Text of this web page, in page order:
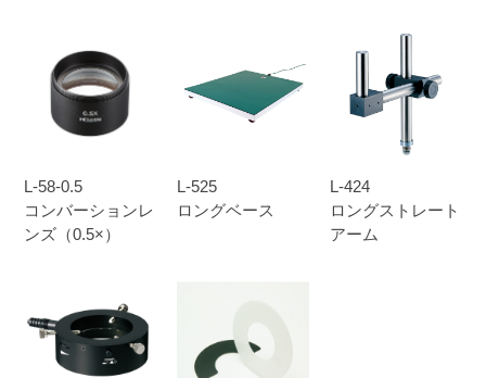
L-58-0.5
コンバーションレ
ンズ（0.5×）
L-525
ロングベース
L-424
ロングストレート
アーム